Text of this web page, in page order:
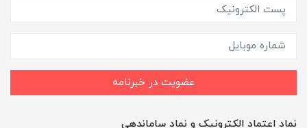
عضویت در خبرنامه
نماد اعتماد الکترونیک و نماد ساماندهی